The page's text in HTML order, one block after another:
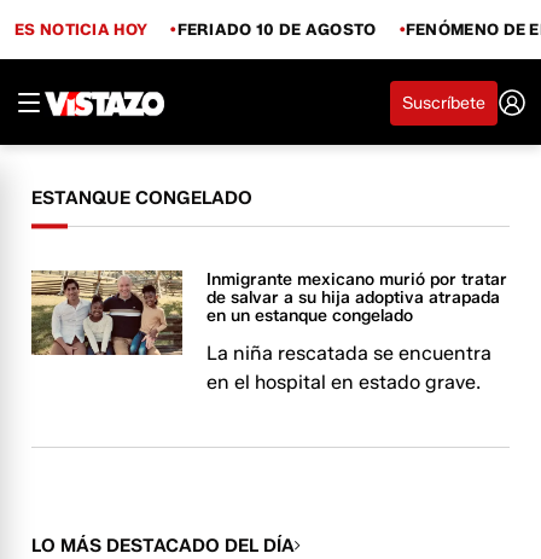
ES NOTICIA HOY FERIADO 10 DE AGOSTO FENÓMENO DE
Suscríbete
ESTANQUE CONGELADO
Inmigrante mexicano murió por tratar
de salvar a su hija adoptiva atrapada
en un estanque congelado
La niña rescatada se encuentra
en el hospital en estado grave.
LO MÁS DESTACADO DEL DÍA